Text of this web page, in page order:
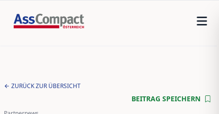
ZURÜCK ZUR ÜBERSICHT
BEITRAG SPEICHERN